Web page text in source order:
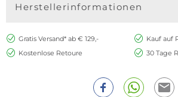
Herstellerinformationen
Gratis Versand* ab € 129,-
Kauf auf
Kostenlose Retoure
30 Tage